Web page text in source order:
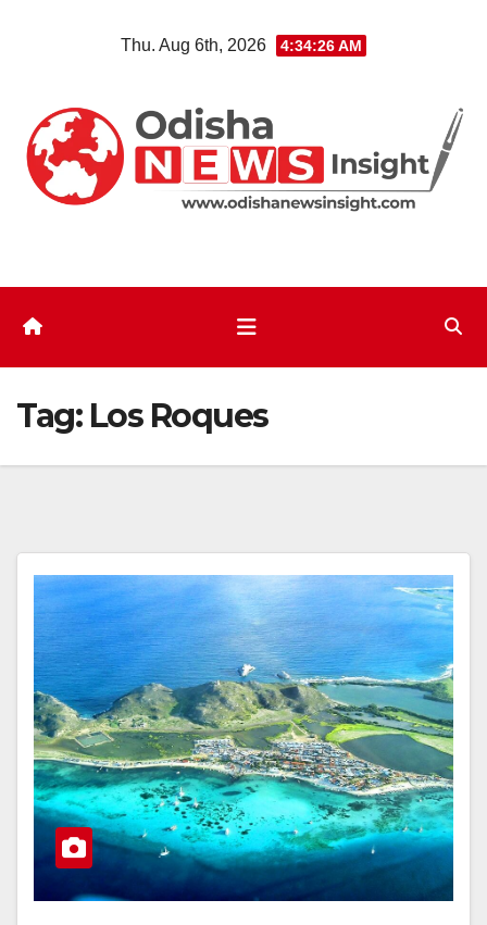
Thu. Aug 6th, 2026 4:34:27 AM
Tag: Los Roques